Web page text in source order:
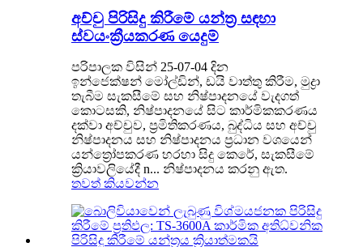
අච්චු පිරිසිදු කිරීමේ යන්ත්‍ර සඳහා
ස්වයංක්‍රීයකරණ යෙදුම්
පරිපාලක විසින් 25-07-04 දින
ඉන්ජෙක්ෂන් මෝල්ඩින්, ඩයි වාත්තු කිරීම, මුද්‍රා
තැබීම සැකසීමේ සහ නිෂ්පාදනයේ වැදගත්
කොටසකි, නිෂ්පාදනයේ සිට කාර්මිකකරණය
දක්වා අච්චුව, ප්‍රමිතිකරණය, බුද්ධිය සහ අච්චු
නිෂ්පාදනය සහ නිෂ්පාදනය ප්‍රධාන වශයෙන්
යන්ත්‍රෝපකරණ හරහා සිදු කෙරේ, සැකසීමේ
ක්‍රියාවලියේදී n... නිෂ්පාදනය කරනු ඇත.
තවත් කියවන්න